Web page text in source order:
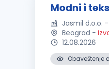
Modni i
Jasmil d.o.o.
Beograd -
12.08.2026
Obaveštenje